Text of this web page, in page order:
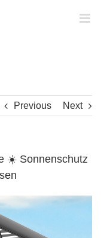
Previous Next
☀️ Sonnenschutz